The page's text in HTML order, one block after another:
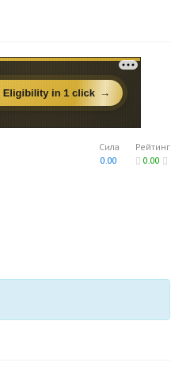
Рейтинг
0.00
Сила
0.00